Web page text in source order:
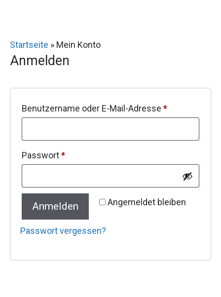
Startseite » Mein Konto
Anmelden
Benutzername oder E-Mail-Adresse *Erforderlich
Passwort*Erforderlich
Angemeldet bleiben
Anmelden
Passwort vergessen?